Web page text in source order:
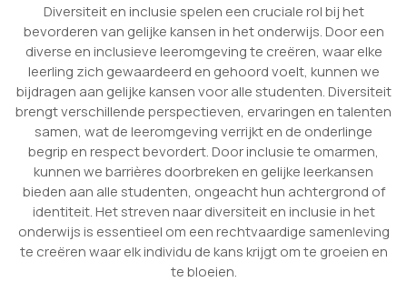
Diversiteit en inclusie spelen een cruciale rol bij het
bevorderen van gelijke kansen in het onderwijs. Door een
diverse en inclusieve leeromgeving te creëren, waar elke
leerling zich gewaardeerd en gehoord voelt, kunnen we
bijdragen aan gelijke kansen voor alle studenten. Diversiteit
brengt verschillende perspectieven, ervaringen en talenten
samen, wat de leeromgeving verrijkt en de onderlinge
begrip en respect bevordert. Door inclusie te omarmen,
kunnen we barrières doorbreken en gelijke leerkansen
bieden aan alle studenten, ongeacht hun achtergrond of
identiteit. Het streven naar diversiteit en inclusie in het
onderwijs is essentieel om een rechtvaardige samenleving
te creëren waar elk individu de kans krijgt om te groeien en
te bloeien.